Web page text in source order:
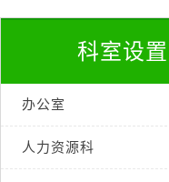
科室设置
办公室
人力资源科